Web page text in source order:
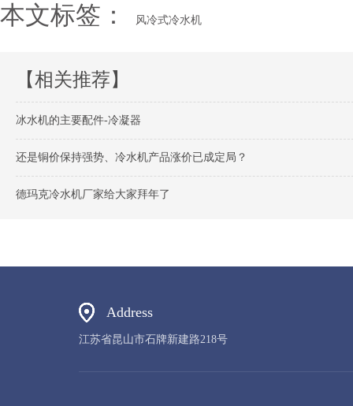
本文标签： 风冷式冷水机
【相关推荐】
冰水机的主要配件-冷凝器
还是铜价保持强势、冷水机产品涨价已成定局？
德玛克冷水机厂家给大家拜年了
Address
江苏省昆山市石牌新建路218号